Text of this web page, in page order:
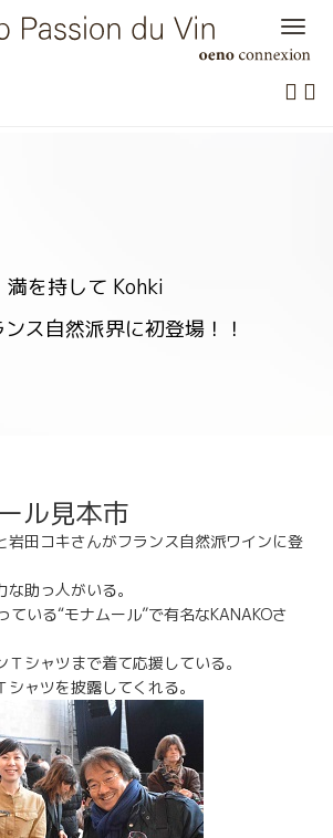
満を持して Kohki
自然派界に初登場！！
ル見本市
岩田コキさんがフランス自然派ワインに登
助っ人がいる。
ている“モナムール”で有名なKANAKOさ
シャツまで着て応援している。
ャツを披露してくれる。